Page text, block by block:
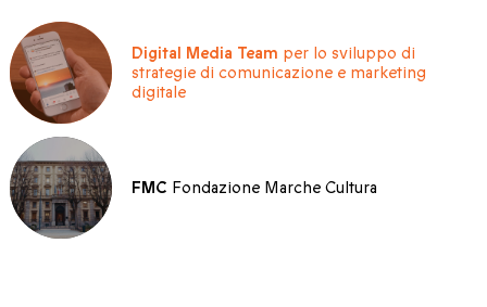
Digital Media Team per lo sviluppo di
strategie di comunicazione e marketing
digitale
FMC Fondazione Marche Cultura